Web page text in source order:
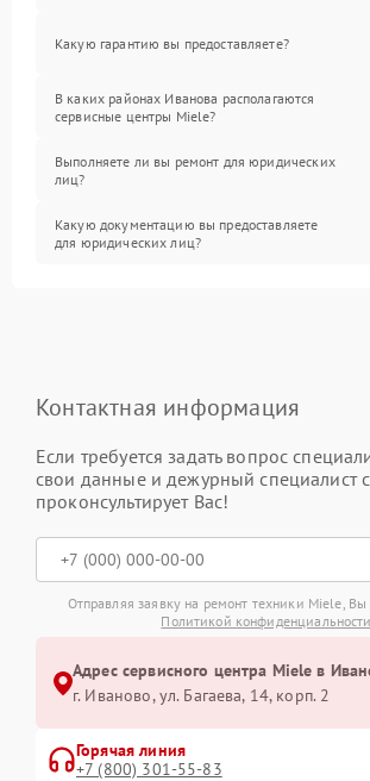
Какую гарантию вы предоставляете?
В каких районах Иванова располагаются
сервисные центры Miele?
Выполняете ли вы ремонт для юридических
лиц?
Какую документацию вы предоставляете
для юридических лиц?
Контактная информация
Если требуется задать вопрос
свои данные и дежурный специалист
проконсультирует Вас!
Отправляя заявку на ремонт техники Miele, Вы
Политикой конфиденциальности
Адрес сервисного центра Miele в
г. Иваново, ул. Багаева, 14, корп. 2
Горячая линия
+7 (800) 301-55-83